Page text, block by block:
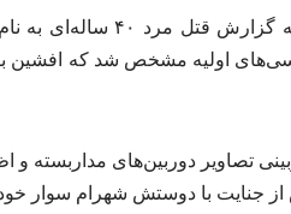
به گزارش فراخوان کنگره سلامت
اولیه مشخص شد که افشین
تصاویر دوربین‌های مداربسته و
بوده که پس از جنایت با دوستش شهرام